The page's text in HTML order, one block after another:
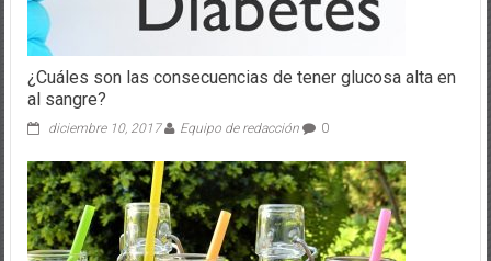
¿Cuáles son las consecuencias de tener glucosa alta en
al sangre?
diciembre 10, 2017 Equipo de redacción 0